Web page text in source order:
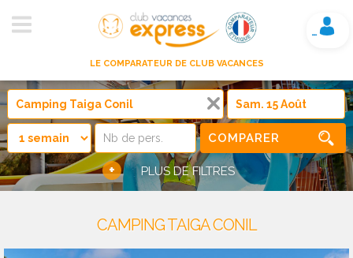
LE COMPARATEUR DE CLUB VACANCES
Mon compte
COMPARER
+ PLUS DE FILTRES
CAMPING TAIGA CONIL